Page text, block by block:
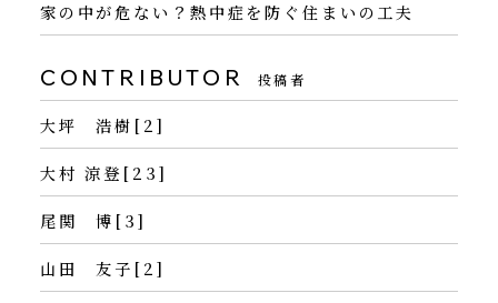
家の中が危ない？熱中症を防ぐ住まいの工夫
CONTRIBUTOR 投稿者
大坪 浩樹[2]
大村 涼登[23]
尾関 博[3]
山田 友子[2]